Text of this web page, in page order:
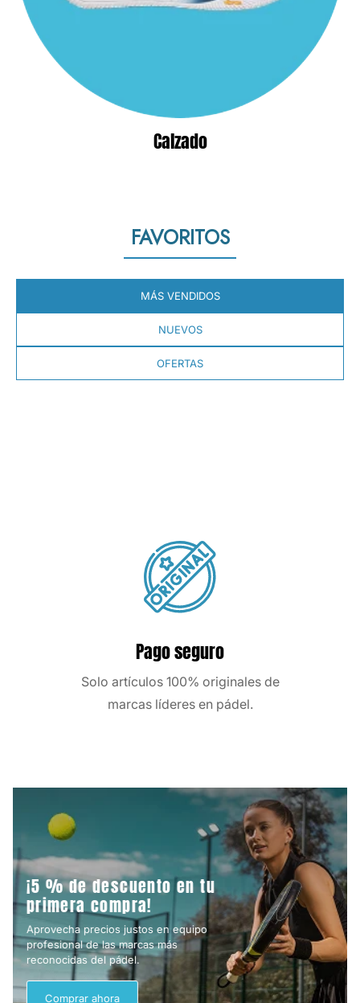
Calzado
FAVORITOS
MÁS VENDIDOS
NUEVOS
OFERTAS
Pago seguro
Solo artículos 100% originales de
marcas líderes en pádel.
¡5 % de descuento en tu
primera compra!
Aprovecha precios justos en equipo
profesional de las marcas más
reconocidas del pádel.
Comprar ahora